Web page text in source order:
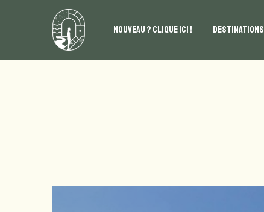
NOUVEAU ? CLIQUE ICI ! DESTINATIONS